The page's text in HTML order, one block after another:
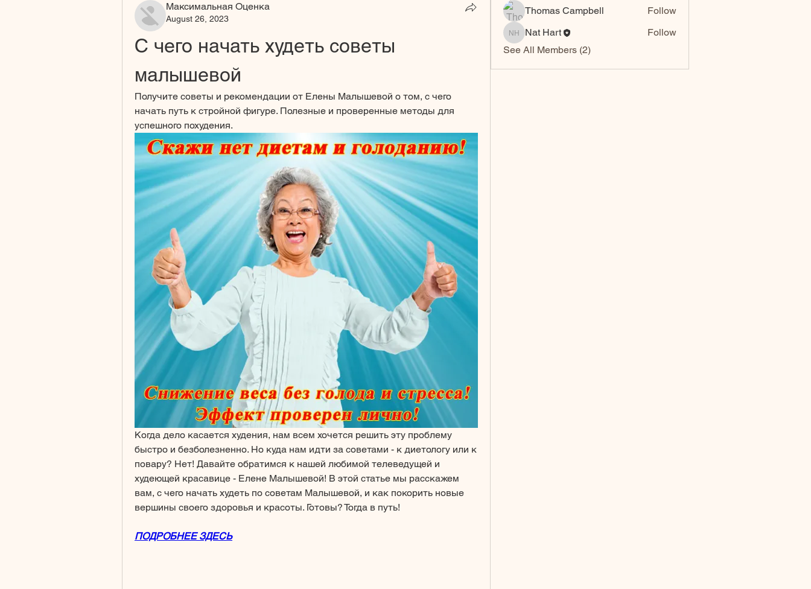
Максимальная Оценка
August 26, 2023
С чего начать худеть советы
малышевой
Получите советы и рекомендации от Елены Малышевой о том, с чего
начать путь к стройной фигуре. Полезные и проверенные методы для
успешного похудения.
Когда дело касается худения, нам всем хочется решить эту проблему
быстро и безболезненно. Но куда нам идти за советами - к диетологу или к
повару? Нет! Давайте обратимся к нашей любимой телеведущей и
худеющей красавице - Елене Малышевой! В этой статье мы расскажем
вам, с чего начать худеть по советам Малышевой, и как покорить новые
вершины своего здоровья и красоты. Готовы? Тогда в путь!
ПОДРОБНЕЕ ЗДЕСЬ
Thomas Campbell Follow
Nat Hart
Nat Hart
Follow
See All Members (2)